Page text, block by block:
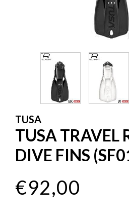
TUSA
TUSA TRAVEL
DIVE FINS
€92,00